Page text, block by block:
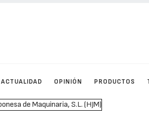
ACTUALIDAD OPINIÓN PRODUCTOS